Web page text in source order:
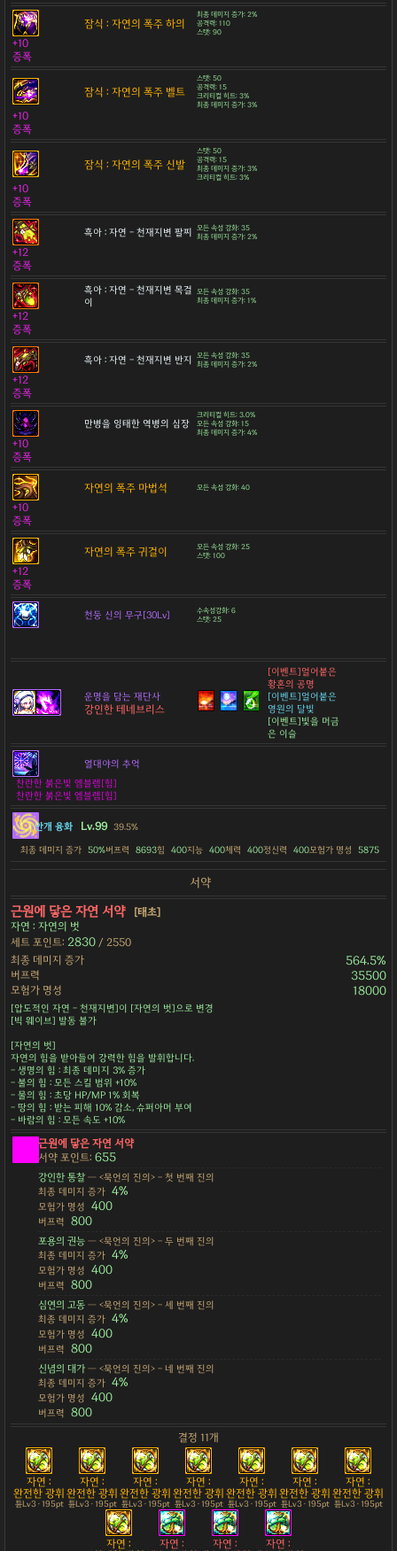
잠식 : 자연의 폭주 하의
최종 데미지 증가: 2%
공격력: 110
스탯: 90
+10
증폭
잠식 : 자연의 폭주 벨트
스탯: 50
공격력: 15
크리티컬 히트: 3%
최종 데미지 증가: 3%
+10
증폭
잠식 : 자연의 폭주 신발
스탯: 50
공격력: 15
최종 데미지 증가: 3%
크리티컬 히트: 3%
+10
증폭
흑아 : 자연 - 천재지변 팔찌
모든 속성 강화: 35
최종 데미지 증가: 2%
+12
증폭
흑아 : 자연 - 천재지변 목걸
이
모든 속성 강화: 35
최종 데미지 증가: 1%
+12
증폭
흑아 : 자연 - 천재지변 반지
모든 속성 강화: 35
최종 데미지 증가: 2%
+12
증폭
만병을 잉태한 역병의 심장
크리티컬 히트: 3.0%
모든 속성 강화: 15
최종 데미지 증가: 4%
+10
증폭
자연의 폭주 마법석 모든 속성 강화: 40
+10
증폭
자연의 폭주 귀걸이
모든 속성 강화: 25
스탯: 100
+12
증폭
천둥 신의 무구[30Lv]
수속성강화: 6
스탯: 25
운명을 담는 재단사
강인한 테네브리스
[이벤트]얼어붙은
황혼의 공명
[이벤트]얼어붙은
영원의 달빛
[이벤트]빛을 머금
은 이슬
열대야의 추억
찬란한 붉은빛 엠블렘[힘]
찬란한 붉은빛 엠블렘[힘]
안개 융화 Lv.99 39.5%
최종 데미지 증가 50%버프력 8693힘 400지능 400체력 400정신력 400모험가 명성 5875
서약
근원에 닿은 자연 서약
[태초]
자연 : 자연의 벗
세트 포인트: 2830 / 2550
최종 데미지 증가
564.5%
버프력 35500
모험가 명성 18000
[압도적인 자연 - 천재지변]이 [자연의 벗]으로 변경
[빅 웨이브] 발동 불가
[자연의 벗]
자연의 힘을 받아들여 강력한 힘을 발휘합니다.
- 생명의 힘 : 최종 데미지 3% 증가
- 불의 힘 : 모든 스킬 범위 +10%
- 물의 힘 : 초당 HP/MP 1% 회복
- 땅의 힘 : 받는 피해 10% 감소, 슈퍼아머 부여
- 바람의 힘 : 모든 속도 +10%
근원에 닿은 자연 서약
서약 포인트:655
강인한 통찰— <묵언의 진의> - 첫 번째 진의
최종 데미지 증가 4%
모험가 명성 400
버프력 800
포용의 권능— <묵언의 진의> - 두 번째 진의
최종 데미지 증가 4%
모험가 명성 400
버프력 800
심연의 고동— <묵언의 진의> - 세 번째 진의
최종 데미지 증가 4%
모험가 명성 400
버프력 800
신념의 대가— <묵언의 진의> - 네 번째 진의
최종 데미지 증가 4%
모험가 명성 400
버프력 800
결정 11개
자연 :
완전한 광휘
튠Lv3 · 195pt
자연 :
완전한 광휘
튠Lv3 · 195pt
자연 :
완전한 광휘
튠Lv3 · 195pt
자연 :
완전한 광휘
튠Lv3 · 195pt
자연 :
완전한 광휘
튠Lv3 · 195pt
자연 :
완전한 광휘
튠Lv3 · 195pt
자연 :
완전한 광휘
튠Lv3 · 195pt
자연 :
자연 :
자연 :
자연 :